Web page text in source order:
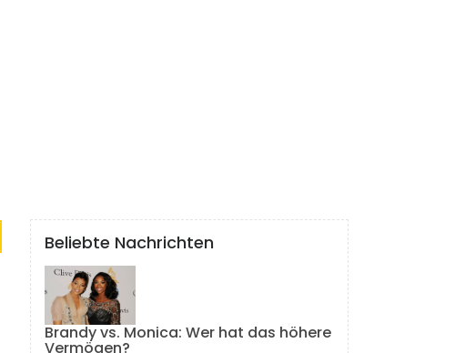
Beliebte Nachrichten
Brandy vs. Monica: Wer hat das höhere
Vermögen?